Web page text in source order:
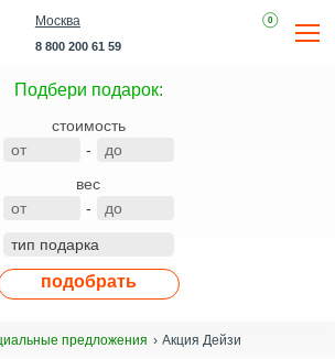
0
Москва
8 800 200 61 59
Подбери подарок:
стоимость
-
вес
-
подобрать
предложения Акция Дейзи